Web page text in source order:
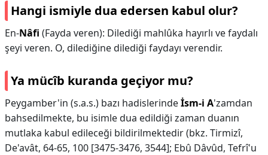
Hangi ismiyle dua edersen kabul olur?
En-Nâfi (Fayda veren): Dilediği mahlûka hayırlı ve faydalı
şeyi veren. O, dilediğine dilediği faydayı verendir.
Ya mücîb kuranda geçiyor mu?
Peygamber'in (s.a.s.) bazı hadislerindeİsm-i A'zamdan
bahsedilmekte, bu isimle dua edildiği zaman duanın
mutlaka kabul edileceği bildirilmektedir (bkz. Tirmizî,
De'avât, 64-65, 100 [3475-3476, 3544]; Ebû Dâvûd, Tefrî'u